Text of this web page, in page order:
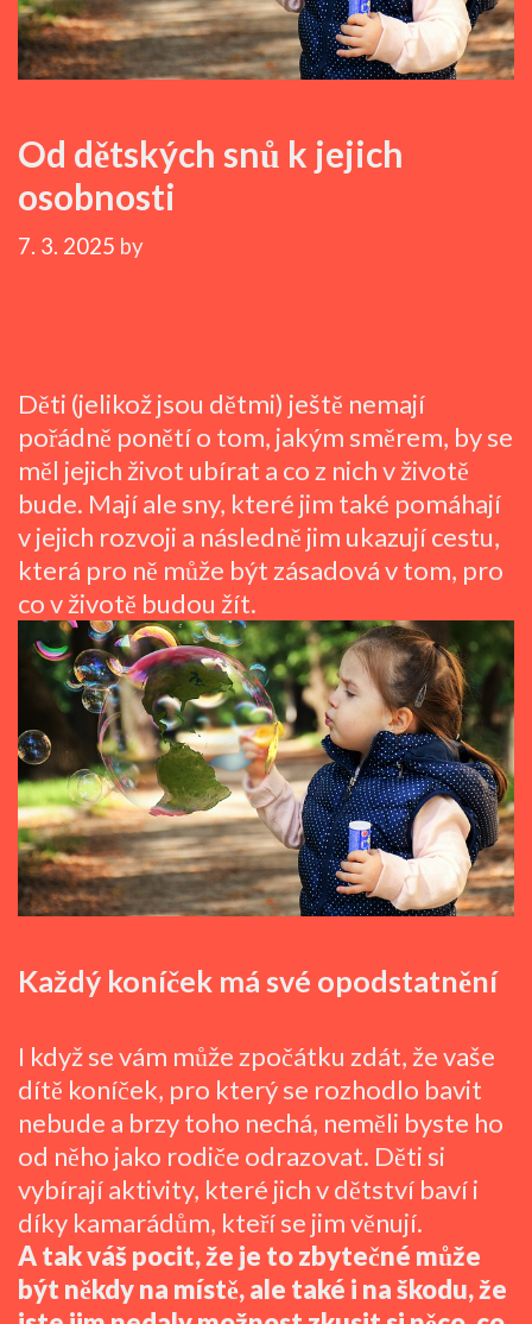
Od dětských snů k jejich
osobnosti
7. 3. 2025 by
Děti (jelikož jsou dětmi) ještě nemají
pořádně ponětí o tom, jakým směrem, by se
měl jejich život ubírat a co z nich v životě
bude. Mají ale sny, které jim také pomáhají
v jejich rozvoji a následně jim ukazují cestu,
která pro ně může být zásadová v tom, pro
co v životě budou žít.
Každý koníček má své opodstatnění
I když se vám může zpočátku zdát, že vaše
dítě koníček, pro který se rozhodlo bavit
nebude a brzy toho nechá, neměli byste ho
od něho jako rodiče odrazovat. Děti si
vybírají aktivity, které jich v dětství baví i
díky kamarádům, kteří se jim věnují.
A tak váš pocit, že je to zbytečné může
být někdy na místě, ale také i na škodu, že